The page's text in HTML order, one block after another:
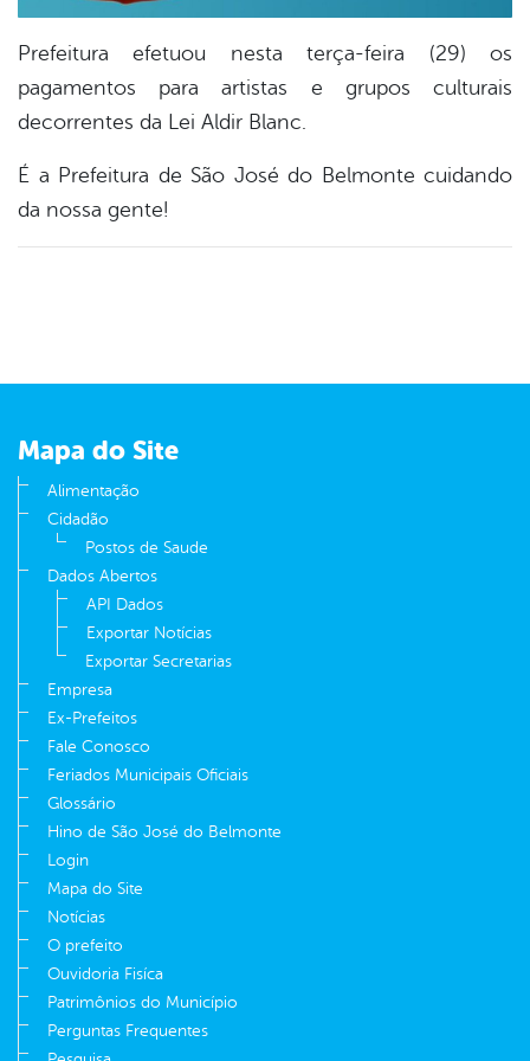
Prefeitura efetuou nesta terça-feira (29) os
pagamentos para artistas e grupos culturais
decorrentes da Lei Aldir Blanc.
É a Prefeitura de São José do Belmonte cuidando
da nossa gente!
Mapa do Site
Alimentação
Cidadão
Postos de Saude
Dados Abertos
API Dados
Exportar Notícias
Exportar Secretarias
Empresa
Ex-Prefeitos
Fale Conosco
Feriados Municipais Oficiais
Glossário
Hino de São José do Belmonte
Login
Mapa do Site
Notícias
O prefeito
Ouvidoria Fisíca
Patrimônios do Município
Perguntas Frequentes